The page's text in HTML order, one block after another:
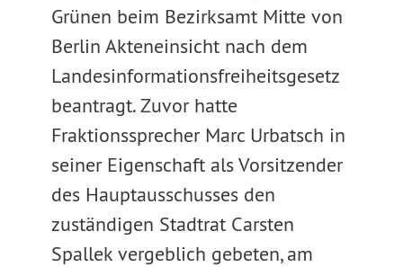
Grünen beim Bezirksamt Mitte von
Berlin Akteneinsicht nach dem
Landesinformationsfreiheitsgesetz
beantragt. Zuvor hatte
Fraktionssprecher Marc Urbatsch in
seiner Eigenschaft als Vorsitzender
des Hauptausschusses den
zuständigen Stadtrat Carsten
Spallek vergeblich gebeten, am